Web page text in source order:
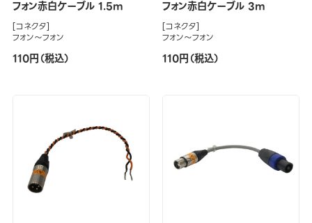
フォン赤白ケーブル 1.5m
[コネクタ]
フォン～フォン
110円（税込）
フォン赤白ケーブル 3m
[コネクタ]
フォン～フォン
110円（税込）